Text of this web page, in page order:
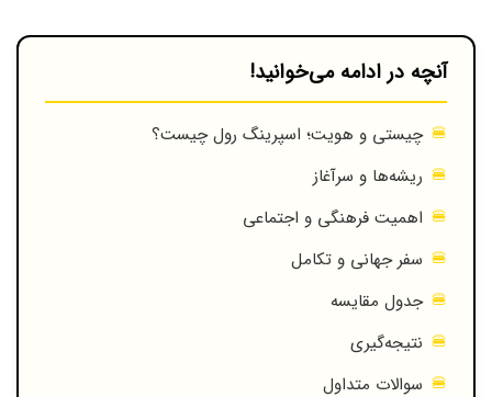
آنچه در ادامه می‌خوانید!
چیستی و هویت؛ اسپرینگ رول چیست؟
ریشه‌ها و سرآغاز
اهمیت فرهنگی و اجتماعی
سفر جهانی و تکامل
جدول مقایسه
نتیجه‌گیری
سوالات متداول